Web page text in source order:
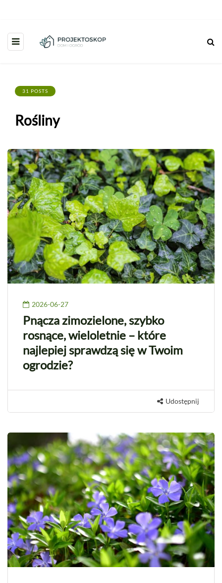
31 POSTS
Rośliny
2026-06-27
Pnącza zimozielone, szybko
rosnące, wieloletnie – które
najlepiej sprawdzą się w Twoim
ogrodzie?
Udostępnij